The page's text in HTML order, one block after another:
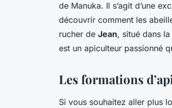
de Manuka. Il s’agit d’une
découvrir comment les
rucher de Jean, situé dans
est un apiculteur passionné
Les formations
Si vous souhaitez aller plus